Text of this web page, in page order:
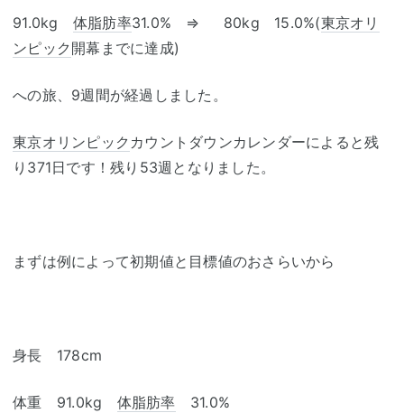
91.0kg 体脂肪率31.0% ⇒ 80kg 15.0%(東京オリ
ンピック 開幕までに達成)
への旅、9週間が経過しました。
東京オリンピック カウントダウンカレンダーによると残
り371日です！残り53週となりました。
まずは例によって初期値と目標値のおさらいから
身長 178cm
体重 91.0kg 体脂肪率 31.0%